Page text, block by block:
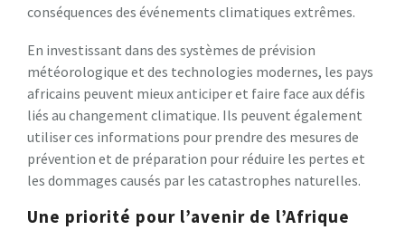
conséquences des événements climatiques extrêmes.
En investissant dans des systèmes de prévision
météorologique et des technologies modernes, les pays
africains peuvent mieux anticiper et faire face aux défis
liés au changement climatique. Ils peuvent également
utiliser ces informations pour prendre des mesures de
prévention et de préparation pour réduire les pertes et
les dommages causés par les catastrophes naturelles.
Une priorité pour l’avenir de l’Afrique